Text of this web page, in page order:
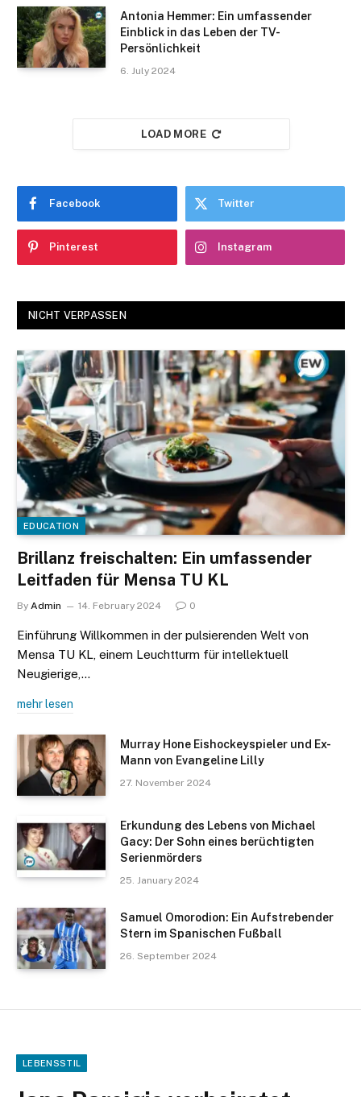
Antonia Hemmer: Ein umfassender
Einblick in das Leben der TV-
Persönlichkeit
6. July 2024
LOAD MORE
Facebook Twitter
Pinterest Instagram
NICHT VERPASSEN
EDUCATION
Brillanz freischalten: Ein umfassender
Leitfaden für Mensa TU KL
By Admin 14. February 2024 0
Einführung Willkommen in der pulsierenden Welt von
Mensa TU KL, einem Leuchtturm für intellektuell
Neugierige,…
mehr lesen
Murray Hone Eishockeyspieler und Ex-
Mann von Evangeline Lilly
27. November 2024
Erkundung des Lebens von Michael
Gacy: Der Sohn eines berüchtigten
Serienmörders
25. January 2024
Samuel Omorodion: Ein Aufstrebender
Stern im Spanischen Fußball
26. September 2024
LEBENSSTIL